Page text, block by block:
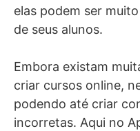
elas podem ser
de seus alunos.
Embora existam
criar cursos online,
podendo até criar
incorretas. Aqui no